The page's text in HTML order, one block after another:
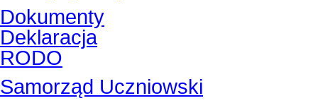
Dokumenty
Deklaracja
RODO
Samorząd Uczniowski